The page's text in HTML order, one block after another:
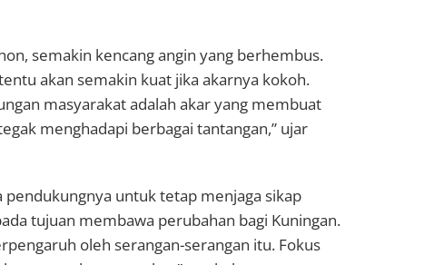
semakin kencang angin yang berhembus.
akan semakin kuat jika akarnya kokoh.
masyarakat adalah akar yang membuat
menghadapi berbagai tantangan,” ujar
pendukungnya untuk tetap menjaga sikap
tujuan membawa perubahan bagi Kuningan.
oleh serangan-serangan itu. Fokus